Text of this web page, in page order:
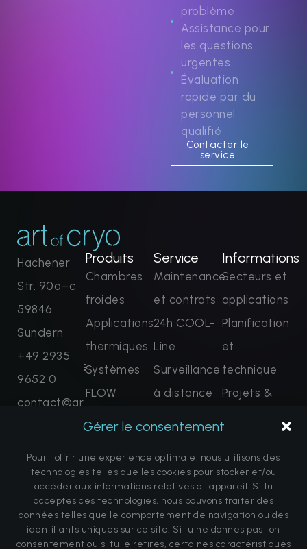
Gérer le consentement
Pour t'offrir une expérience optimale, nous utilisons des
technologies telles que les cookies pour stocker et/ou
accéder aux informations relatives à l'appareil. Si tu
acceptes ces technologies, nous pouvons traiter des
données telles que le comportement de navigation ou des
identifiants uniques sur ce site. Si tu ne donnes pas ton
consentement ou si tu le retires, certaines caractéristiques
problème
Assistance pour
les questions
urgentes
Évaluation
rapide par du
personnel
qualifié
Contacter le
service
Hachener
Str. 90a–c ·
59846
Sundern
+49 2935
9652 0
contact@ar
tofcryo.com
maintenant
Produits
Chambres
froides
Applications
thermiques
Systèmes
FLOW
Service
Maintenance
et contrats
24h COOL-
Line
Surveillance
à distance
certification
Pièces de
rechange
Terminer la
Informations
Secteurs et
applications
Planification
et
technique
Projets &
questions
À propos de
nous
Avertissement